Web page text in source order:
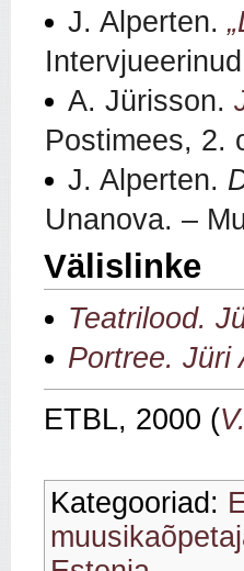
J. Alperten.
A. Jürisson.
Postimees, 2.
J. Alperten.
Unanova. –
Välislinke
Teatrilood.
Portree. Jüri
ETBL, 2000 (
Kategooriad: